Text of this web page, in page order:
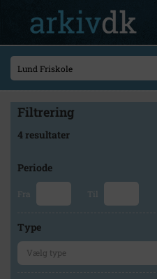
Filtrering
4 resultater
Periode
Fra Til
Type